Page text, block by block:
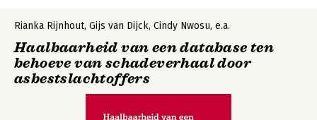
Rianka Rijnhout, Gijs van Dijck, Cindy Nwosu, e.a.
Haalbaarheid van een database ten
behoeve van schadeverhaal door
asbestslachtoffers